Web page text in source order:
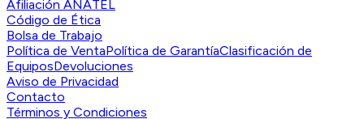
Afiliación ANATEL
Código de Ética
Bolsa de Trabajo
Política de VentaPolítica de GarantíaClasificación de
EquiposDevoluciones
Aviso de Privacidad
Contacto
Términos y Condiciones